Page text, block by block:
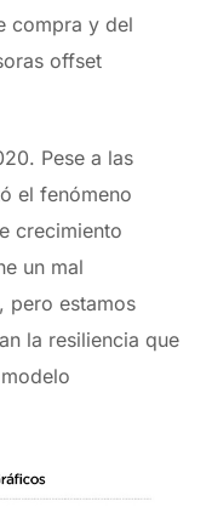
compra y del
offset
Pese a las
el fenómeno
crecimiento
un mal
pero estamos
la resiliencia que